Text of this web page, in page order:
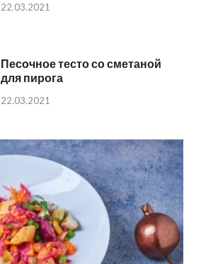
22.03.2021
Песочное тесто со сметаной
для пирога
22.03.2021